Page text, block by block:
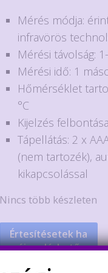
was:
3.690Ft.
is:
Mérés módja:
infravörös
Mérési távolság:
Mérési idő: 1
Hőmérséklet
°C
Kijelzés
Tápellátás: 2 x
(nem tartozék),
kikapcsolással
Nincs több készleten
Értesítésetek ha
újra elérhető
Kategóriák: